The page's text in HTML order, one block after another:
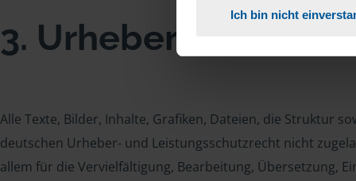
Ich bin nicht
3. Urheberrecht/
Alle Texte, Bilder, Inhalte, Grafiken, Dateien, die Struktur
deutschen Urheber- und Leistungsschutzrecht nicht
allem für die Vervielfältigung, Bearbeitung, Übersetzung,